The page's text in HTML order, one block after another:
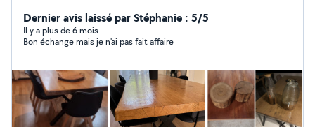
il installe des terrasses pergolas vérandas... Nous
fabriquons aussi des meubles.. tables sur mesure et sur
commande.Vous pouvez voir nos créations sur Instagram
déménagements, évacuation déchets gravats....
Dernier avis laissé par Stéphanie : 5/5
Il y a plus de 6 mois
Bon échange mais je n'ai pas fait affaire